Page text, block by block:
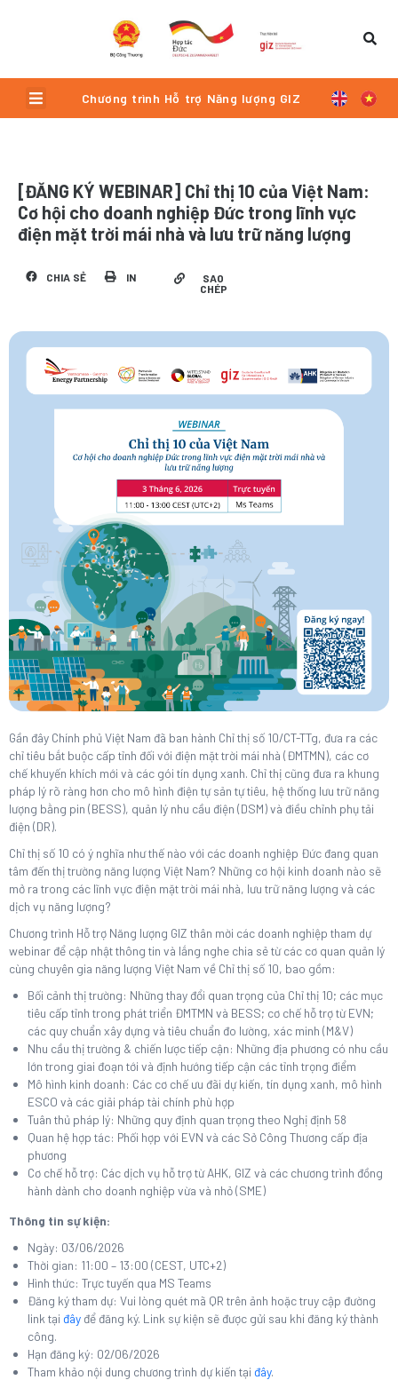
Menu Chương trình Hỗ trợ Năng lượng GIZ
[ĐĂNG KÝ WEBINAR] Chỉ thị 10 của Việt Nam:
Cơ hội cho doanh nghiệp Đức trong lĩnh vực
điện mặt trời mái nhà và lưu trữ năng lượng
CHIA SẺ IN
SAO
CHÉP
Gần đây Chính phủ Việt Nam đã ban hành Chỉ thị số 10/CT-TTg, đưa ra các
chỉ tiêu bắt buộc cấp tỉnh đối với điện mặt trời mái nhà (ĐMTMN), các cơ
chế khuyến khích mới và các gói tín dụng xanh. Chỉ thị cũng đưa ra khung
pháp lý rõ ràng hơn cho mô hình điện tự sản tự tiêu, hệ thống lưu trữ năng
lượng bằng pin (BESS), quản lý nhu cầu điện (DSM) và điều chỉnh phụ tải
điện (DR).
Chỉ thị số 10 có ý nghĩa như thế nào với các doanh nghiệp Đức đang quan
tâm đến thị trường năng lượng Việt Nam? Những cơ hội kinh doanh nào sẽ
mở ra trong các lĩnh vực điện mặt trời mái nhà, lưu trữ năng lượng và các
dịch vụ năng lượng?
Chương trình Hỗ trợ Năng lượng GIZ thân mời các doanh nghiệp tham dự
webinar để cập nhật thông tin và lắng nghe chia sẻ từ các cơ quan quản lý
cùng chuyên gia năng lượng Việt Nam về Chỉ thị số 10, bao gồm:
Bối cảnh thị trường: Những thay đổi quan trọng của Chỉ thị 10; các mục
tiêu cấp tỉnh trong phát triển ĐMTMN và BESS; cơ chế hỗ trợ từ EVN;
các quy chuẩn xây dựng và tiêu chuẩn đo lường, xác minh (M&V)
Nhu cầu thị trường & chiến lược tiếp cận: Những địa phương có nhu cầu
lớn trong giai đoạn tới và định hướng tiếp cận các tỉnh trọng điểm
Mô hình kinh doanh: Các cơ chế ưu đãi dự kiến, tín dụng xanh, mô hình
ESCO và các giải pháp tài chính phù hợp
Tuân thủ pháp lý: Những quy định quan trọng theo Nghị định 58
Quan hệ hợp tác: Phối hợp với EVN và các Sở Công Thương cấp địa
phương
Cơ chế hỗ trợ: Các dịch vụ hỗ trợ từ AHK, GIZ và các chương trình đồng
hành dành cho doanh nghiệp vừa và nhỏ (SME)
Thông tin sự kiện:
Ngày: 03/06/2026
Thời gian: 11:00 – 13:00 (CEST, UTC+2)
Hình thức: Trực tuyến qua MS Teams
Đăng ký tham dự: Vui lòng quét mã QR trên ảnh hoặc truy cập đường
link tại đâyđể đăng ký. Link sự kiện sẽ được gửi sau khi đăng ký thành
công.
Hạn đăng ký: 02/06/2026
Tham khảo nội dung chương trình dự kiến tại đây.